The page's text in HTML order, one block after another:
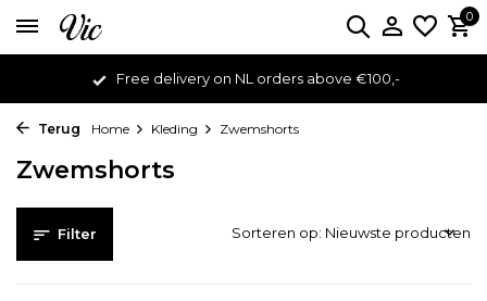
0
Free delivery on NL orders above €100,-
Terug Home Kleding Zwemshorts
Zwemshorts
Filter Sorteren op: